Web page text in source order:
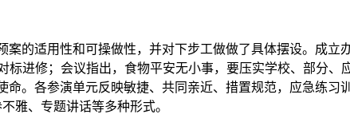
适用性和可操做性，并对下步工做做了具体摆设。成立
进修；会议指出，食物平安无小事，要压实学校、部分、
。各参演单元反映敏捷、共同亲近、措置规范，应急练习
雅、专题讲话等多种形式。